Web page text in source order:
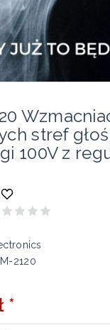
stref
100V z
2120
*